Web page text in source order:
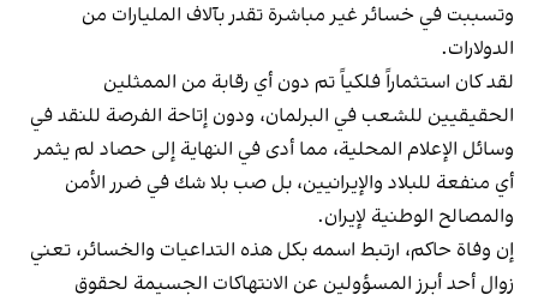
وتسببت في خسائر غير مباشرة تقدر بآلاف المليارات من
الدولارات.
لقد كان استثماراً فلكياً تم دون أي رقابة من الممثلين
الحقيقيين للشعب في البرلمان، ودون إتاحة الفرصة للنقد في
وسائل الإعلام المحلية، مما أدى في النهاية إلى حصاد لم يثمر
أي منفعة للبلاد والإيرانيين، بل صب بلا شك في ضرر الأمن
والمصالح الوطنية لإيران.
إن وفاة حاكم، ارتبط اسمه بكل هذه التداعيات والخسائر، تعني
زوال أحد أبرز المسؤولين عن الانتهاكات الجسيمة لحقوق